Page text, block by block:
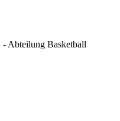
Abteilung Basketball